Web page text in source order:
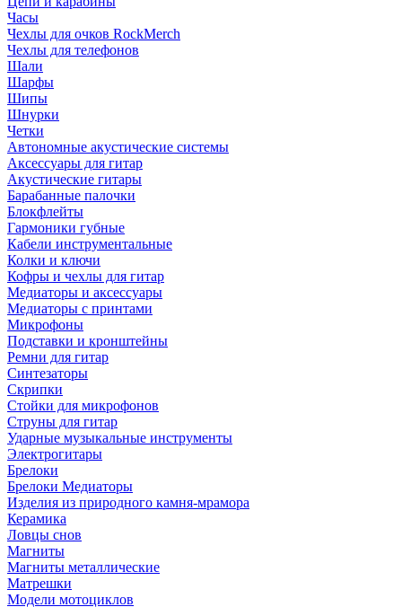
Часы
Чехлы для очков RockMerch
Чехлы для телефонов
Шали
Шарфы
Шипы
Шнурки
Четки
Автономные акустические системы
Аксессуары для гитар
Акустические гитары
Барабанные палочки
Блокфлейты
Гармоники губные
Кабели инструментальные
Колки и ключи
Кофры и чехлы для гитар
Медиаторы и аксессуары
Медиаторы с принтами
Микрофоны
Подставки и кронштейны
Ремни для гитар
Синтезаторы
Скрипки
Стойки для микрофонов
Струны для гитар
Ударные музыкальные инструменты
Электрогитары
Брелоки
Брелоки Медиаторы
Изделия из природного камня-мрамора
Керамика
Ловцы снов
Магниты
Магниты металлические
Матрешки
Модели мотоциклов